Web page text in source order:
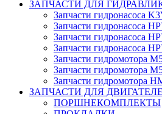
ЗАПЧАСТИ ДЛЯ
Запчасти гидронасоса
Запчасти гидронасоса
Запчасти гидронасоса
Запчасти гидронасоса
Запчасти гидромотора
Запчасти гидромотора
Запчасти гидромотора
ЗАПЧАСТИ ДЛЯ
ПОРШНЕКОМПЛЕКТЫ